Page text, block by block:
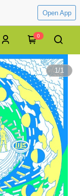
Open App
0
1/1